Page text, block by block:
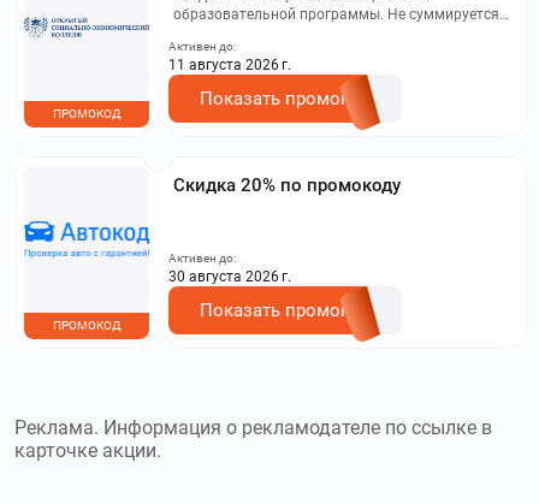
образовательной программы. Не суммируется с
на сайте.
ПРОМОКОД
Активен до:
11 августа 2026 г.
Показать промокод
Скидка 20% по промокоду
ПРОМОКОД
Активен до:
30 августа 2026 г.
Показать промокод
Реклама. Информация о рекламодателе по ссылке в
карточке акции.